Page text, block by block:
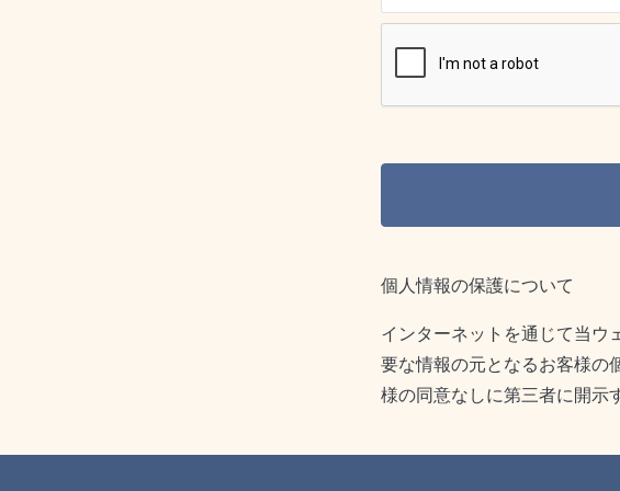
個人情報の保護について
インターネットを通じて当ウ
要な情報の元となるお客様の
様の同意なしに第三者に開示